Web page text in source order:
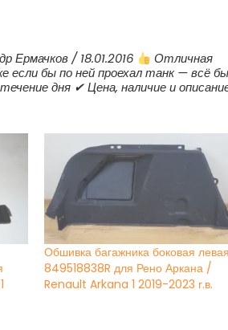
Ермачков / 18.01.2016
Отличная
если бы по ней проехал танк — всё
дня ✔ Цена, наличие и
Обшивка багажника боковая левая
849518838R для Рено Аркана /
Renault Arkana 1 2019-2023 г.в.